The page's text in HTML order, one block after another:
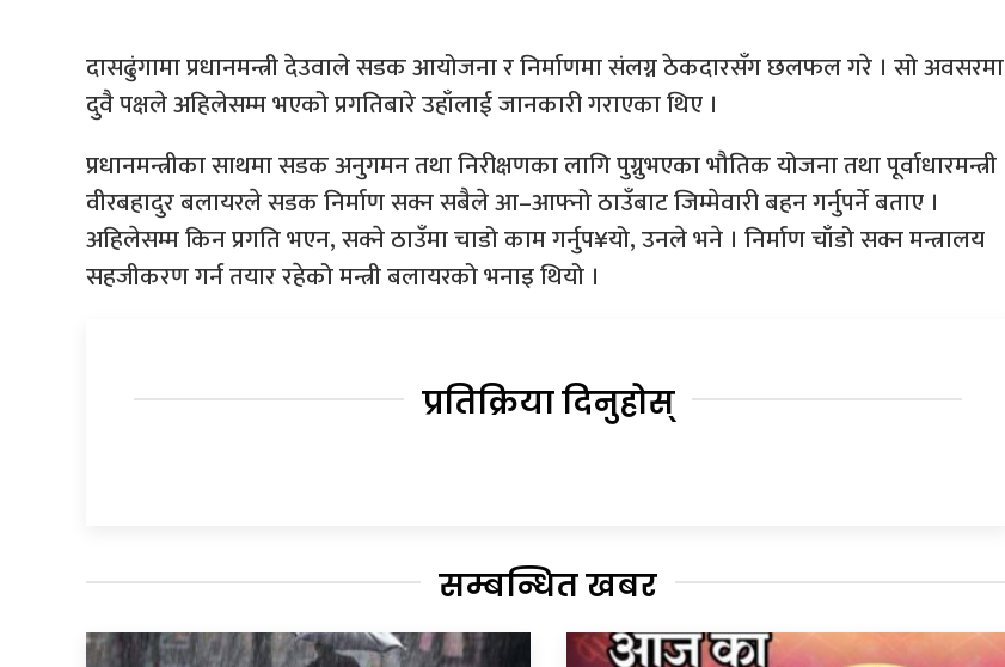
दासढुंगामा प्रधानमन्त्री देउवाले सडक आयोजना र निर्माणमा संलग्न ठेकदारसँग छलफल गरे । सो अवसरमा
दुवै पक्षले अहिलेसम्म भएको प्रगतिबारे उहाँलाई जानकारी गराएका थिए ।
प्रधानमन्त्रीका साथमा सडक अनुगमन तथा निरीक्षणका लागि पुग्नुभएका भौतिक योजना तथा पूर्वाधारमन्त्री
वीरबहादुर बलायरले सडक निर्माण सक्न सबैले आ–आफ्नो ठाउँबाट जिम्मेवारी बहन गर्नुपर्ने बताए ।
अहिलेसम्म किन प्रगति भएन, सक्ने ठाउँमा चाडो काम गर्नुप¥यो, उनले भने । निर्माण चाँडो सक्न मन्त्रालय
सहजीकरण गर्न तयार रहेको मन्त्री बलायरको भनाइ थियो ।
प्रतिक्रिया दिनुहोस्
सम्बन्धित खबर